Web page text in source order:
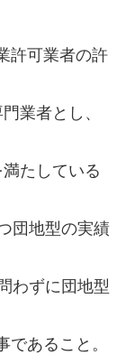
許可業者の許
業者とし、
たしている
団地型の実績
わずに団地型
あること。